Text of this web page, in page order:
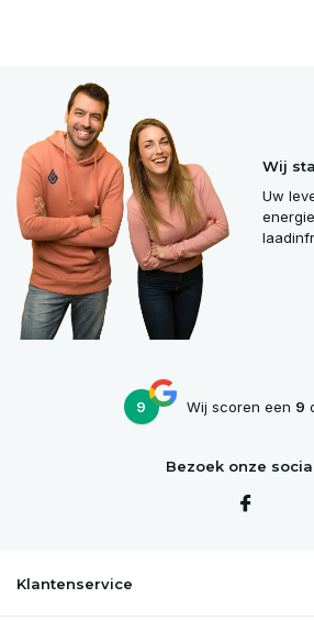
Wij
Uw
9 Wij scoren een 9
Bezoek onze
Klantenservice